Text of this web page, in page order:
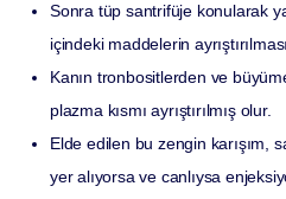
Sonra tüp santrifüje konularak
içindeki maddelerin
Kanın tronbositlerden ve
plazma kısmı ayrıştırılmış olur.
Elde edilen bu zengin karışım,
yer alıyorsa ve canlıysa